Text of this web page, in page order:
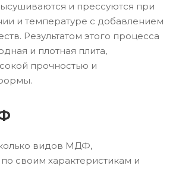
и прессуются при
и температуре с добавлением
Результатом этого процесса
и плотная плита,
прочностью и
видов МДФ,
своим характеристикам и